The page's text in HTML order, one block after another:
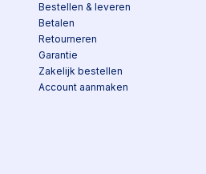
Bestellen & leveren
Betalen
Retourneren
Garantie
Zakelijk bestellen
Account aanmaken